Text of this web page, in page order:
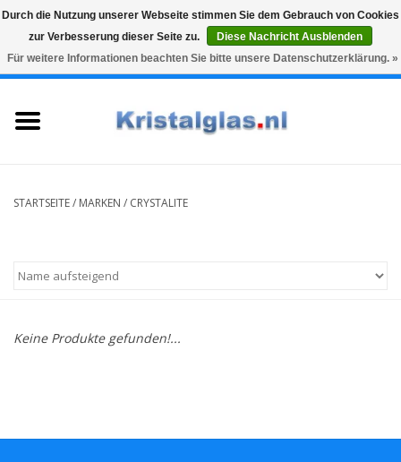
Snelle levering
Graveren
0 Artikel - €0,00
STARTSEITE/ MARKEN / CRYSTALITE
Keine Produkte gefunden!...
Durch die Nutzung unserer Webseite stimmen Sie dem Gebrauch von Cookies
zur Verbesserung dieser Seite zu.
Diese Nachricht Ausblenden
Für weitere Informationen beachten Sie bitte unsere Datenschutzerklärung. »